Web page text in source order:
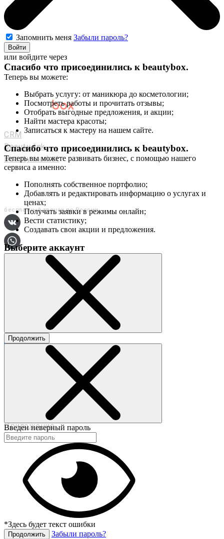
Мастерам и салонам
CRM
Beauty link
Beauty market
Приложение
Мы в соц. сетях
+7 (800) 551-80-29
бесплатный звонок по России
О сервисе
©2017-2020 beautybox.ru
Договор-оферта
Пользовательское соглашение
Политика конфиденциальности
Приложение
Запомнить меня Забыли пароль?
Войти
или войдите через
Спасибо что присоединились к beautybox.
Теперь вы можете:
Выбрать услугу: от маникюра до косметологии;
Посмотреть работы и прочитать отзывы;
Отобрать выгодные предложения, и акции;
Найти мастера красоты;
Записаться к мастеру на нашем сайте.
Спасибо что присоединились к beautybox.
Теперь вы можете развивать бизнес, с помощью нашего
сервиса а именно:
Пополнять собственное портфолио;
Добавлять и редактировать информацию о услугах и
ценах;
Получать заявки в режимы онлайн;
Вести статистику;
Создавать свои акции и предложения.
Выберите аккаунт
Продолжить
Введен неверный пароль
*Здесь будет текст ошибки
Продолжить Забыли пароль?